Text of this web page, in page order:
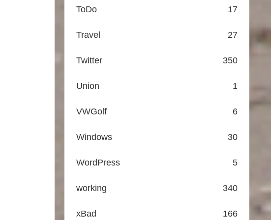
ToDo 17
Travel 27
Twitter 350
Union 1
VWGolf 6
Windows 30
WordPress 5
working 340
xBad 166